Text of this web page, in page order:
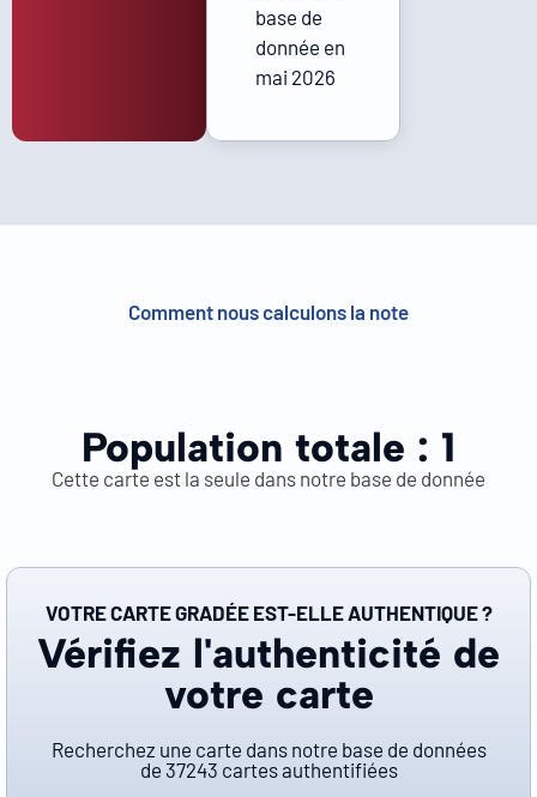
base de
donnée en
mai 2026
Comment nous calculons la note
Population totale : 1
Cette carte est la seule dans notre base de donnée
VOTRE CARTE GRADÉE EST-ELLE AUTHENTIQUE ?
Vérifiez l'authenticité de
votre carte
Recherchez une carte dans notre base de données
de 37243 cartes authentifiées